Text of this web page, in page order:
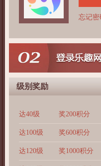
忘记密
级别奖励
达40级 奖200积分
达100级 奖600积分
达120级 奖1000积分